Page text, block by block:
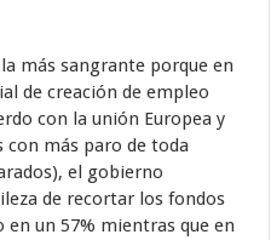
más sangrante porque en
de creación de empleo
con la unión Europea y
con más paro de toda
el gobierno
de recortar los fondos
un 57% mientras que en